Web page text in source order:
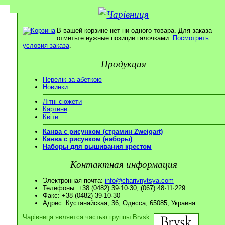
В вашей корзине нет ни одного товара. Для заказа
отметьте нужные позиции галочками. Посмотреть
условия заказа.
Продукция
Перелік за абеткою
Новинки
Літні сюжети
Картини
Квіти
Канва с рисунком (страмин Zweigart)
Канва с рисунком (наборы)
Наборы для вышивания крестом
Контактная информация
Электронная почта: info@charivnytsya.com
Телефоны: +38 (0482) 39·10·30, (067) 48·11·229
Факс: +38 (0482) 39·10·30
Адрес: Кустанайская, 36, Одесса, 65085, Украина
Чарівниця является частью группы Brvsk: